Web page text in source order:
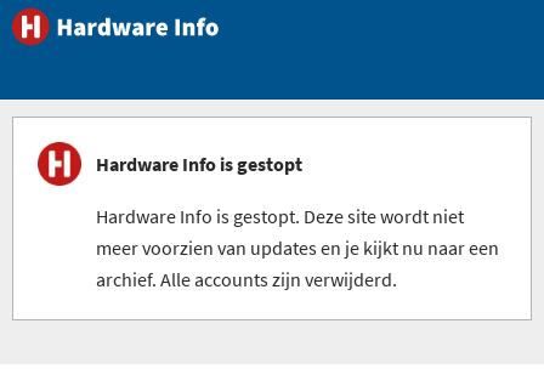
Hardware Info is gestopt
Hardware Info is gestopt. Deze site wordt niet
meer voorzien van updates en je kijkt nu naar een
archief. Alle accounts zijn verwijderd.